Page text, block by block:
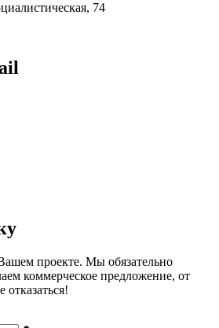
74
проекте. Мы обязательно
коммерческое предложение, от